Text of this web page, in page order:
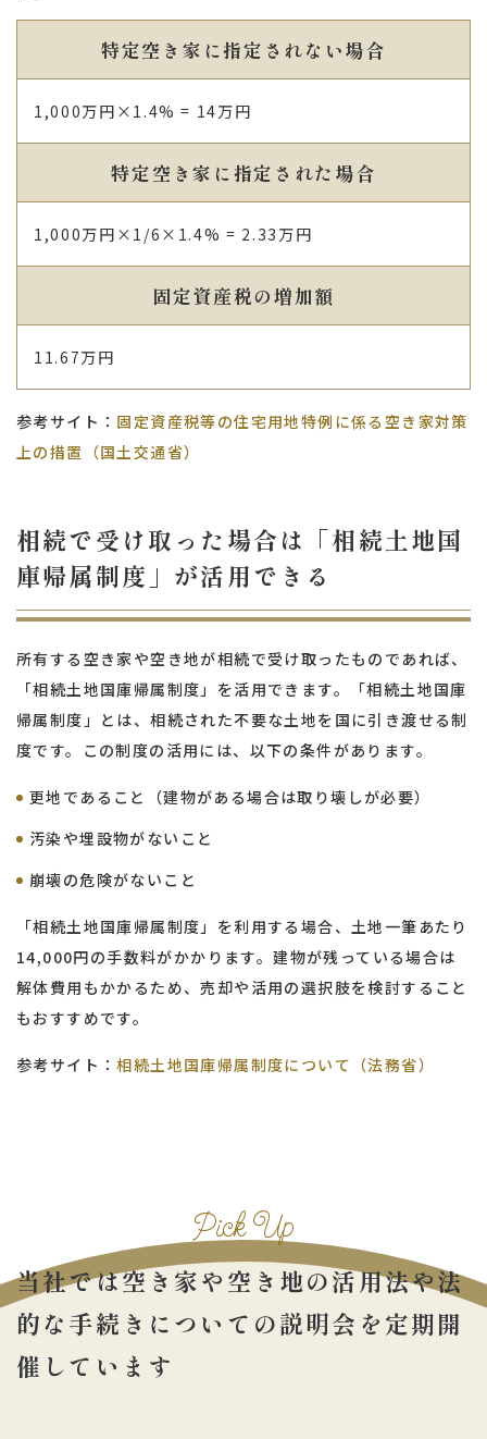
特定空き家に指定されない場合
1,000万円×1.4% = 14万円
特定空き家に指定された場合
1,000万円×1/6×1.4% = 2.33万円
固定資産税の増加額
11.67万円
参考サイト： 固定資産税等の住宅用地特例に係る空き家対策
上の措置（国土交通省）
相続で受け取った場合は「相続土地国
庫帰属制度」が活用できる
所有する空き家や空き地が相続で受け取ったものであれば、
「相続土地国庫帰属制度」を活用できます。「相続土地国庫
帰属制度」とは、相続された不要な土地を国に引き渡せる制
度です。この制度の活用には、以下の条件があります。
更地であること（建物がある場合は取り壊しが必要）
汚染や埋設物がないこと
崩壊の危険がないこと
「相続土地国庫帰属制度」を利用する場合、土地一筆あたり
14,000円の手数料がかかります。建物が残っている場合は
解体費用もかかるため、売却や活用の選択肢を検討すること
もおすすめです。
参考サイト：相続土地国庫帰属制度について（法務省）
Pick Up
当社では空き家や空き地の活用法や法
的な手続きについての説明会を定期開
催しています